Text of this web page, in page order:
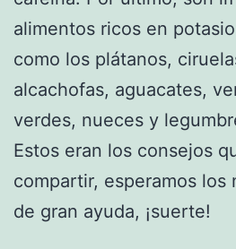
alimentos ricos en
como los plátanos,
alcachofas, aguacates,
verdes, nueces y
Estos eran los consejos
compartir, esperamos los
de gran ayuda, ¡suerte!